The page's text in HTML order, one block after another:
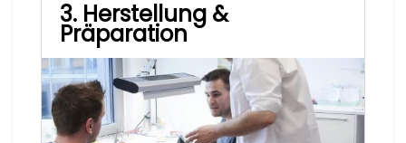
3. Herstellung &
Präparation